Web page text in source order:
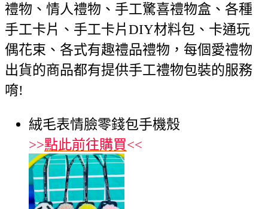
禮物、情人禮物、手工驚喜禮物盒、各種
手工卡片、手工卡片DIY材料包、卡通玩
偶花束、各式有趣禮品禮物，每個愛禮物
出貨的商品都有提供手工禮物包裝的服務
唷!
絨毛表情臉零錢包手機殼
>>點此前往購買<<